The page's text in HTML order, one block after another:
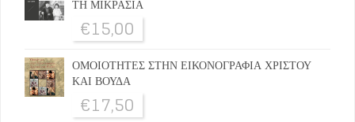
ΤΗ ΜΙΚΡΑΣΙΑ
€15,00
ΟΜΟΙΟΤΗΤΕΣ ΣΤΗΝ ΕΙΚΟΝΟΓΡΑΦΙΑ ΧΡΙΣΤΟΥ
ΚΑΙ ΒΟΥΔΑ
€17,50